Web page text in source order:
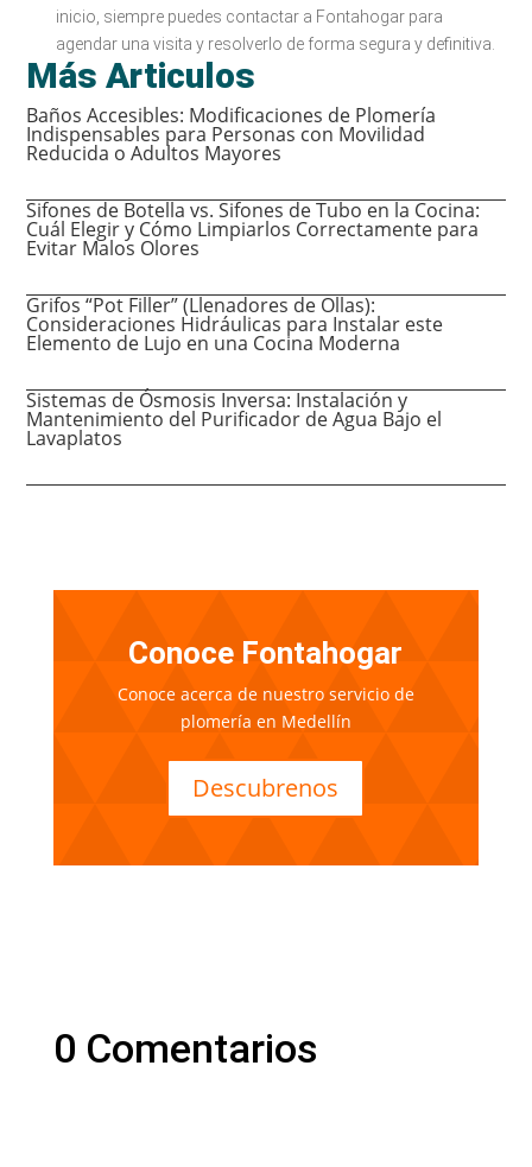
inicio, siempre puedes contactar a Fontahogar para
agendar una visita y resolverlo de forma segura y definitiva.
Más Articulos
Baños Accesibles: Modificaciones de Plomería
Indispensables para Personas con Movilidad
Reducida o Adultos Mayores
Sifones de Botella vs. Sifones de Tubo en la Cocina:
Cuál Elegir y Cómo Limpiarlos Correctamente para
Evitar Malos Olores
Grifos “Pot Filler” (Llenadores de Ollas):
Consideraciones Hidráulicas para Instalar este
Elemento de Lujo en una Cocina Moderna
Sistemas de Ósmosis Inversa: Instalación y
Mantenimiento del Purificador de Agua Bajo el
Lavaplatos
Conoce Fontahogar
Conoce acerca de nuestro servicio de
plomería en Medellín
Descubrenos
0 Comentarios